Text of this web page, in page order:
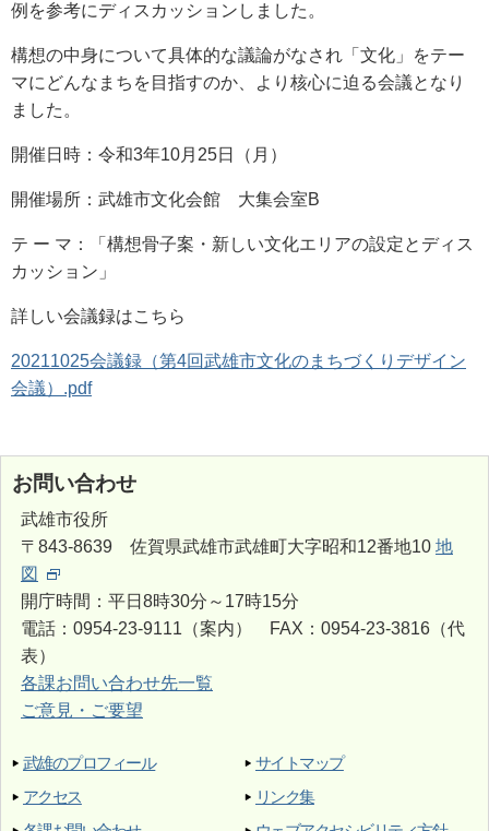
例を参考にディスカッションしました。
構想の中身について具体的な議論がなされ「文化」をテー
マにどんなまちを目指すのか、より核心に迫る会議となり
ました。
開催日時：令和3年10月25日（月）
開催場所：武雄市文化会館 大集会室B
テ ー マ：「構想骨子案・新しい文化エリアの設定とディス
カッション」
詳しい会議録はこちら
20211025会議録（第4回武雄市文化のまちづくりデザイン
会議）.pdf
お問い合わせ
武雄市役所
〒843-8639 佐賀県武雄市武雄町大字昭和12番地10 地
図
開庁時間：平日8時30分～17時15分
電話：0954-23-9111（案内） FAX：0954-23-3816（代
表）
各課お問い合わせ先一覧
ご意見・ご要望
武雄のプロフィール
アクセス
サイトマップ
リンク集